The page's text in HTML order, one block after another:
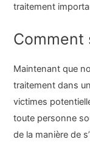
traitement
Comment
Maintenant que
traitement dans
victimes
toute personne
de la manière de